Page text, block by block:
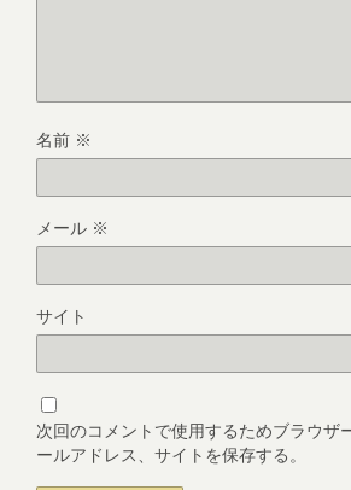
名前 ※
メール ※
サイト
次回のコメントで使用するためブラウザ
ールアドレス、サイトを保存する。